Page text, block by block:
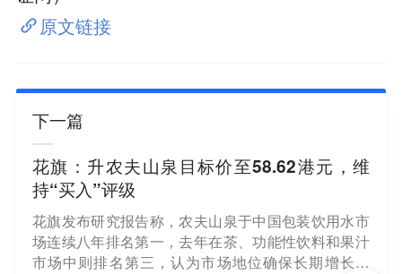
原文链接
下一篇
花旗：升农夫山泉目标价至58.62港元，维
持“买入”评级
花旗发布研究报告称，农夫山泉于中国包装饮用水市
场连续八年排名第一，去年在茶、功能性饮料和果汁
市场中则排名第三，认为市场地位确保长期增长潜